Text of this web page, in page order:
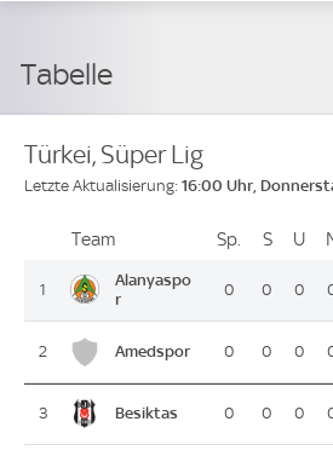
Tabelle
Türkei, Süper Lig
Letzte Aktualisierung: 16:00 Uhr,
PlatzTeam Sp. Spiele
SSiege
U
1
Alanyaspo
r
0 0 0
2 Amedspor 0 0 0
3 Besiktas 0 0 0